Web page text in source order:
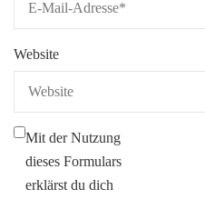
Website
Mit der Nutzung
dieses Formulars
erklärst du dich